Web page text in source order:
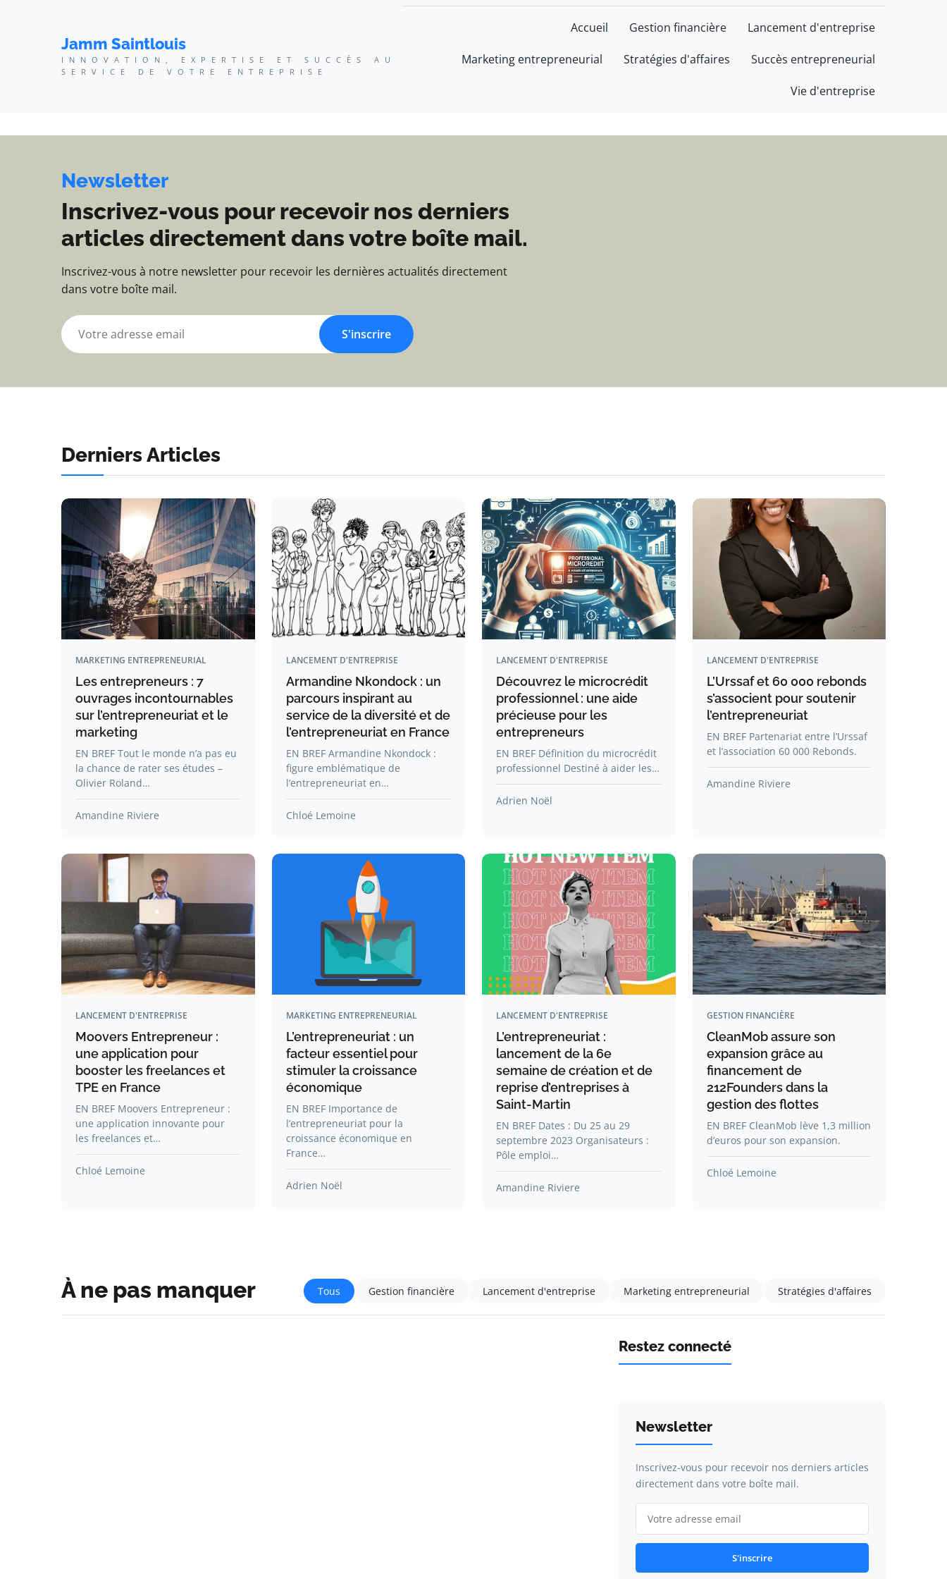
Jamm Saintlouis - Innovation, expertise et succès au service de votre
Jamm Saintlouis
INNOVATION, EXPERTISE ET SUCCÈS AU
SERVICE DE VOTRE ENTREPRISE
Accueil Gestion financière Lancement d'entreprise
Marketing entrepreneurial Stratégies d'affaires Succès entrepreneurial
Vie d'entreprise
Newsletter
Inscrivez-vous pour recevoir nos derniers
articles directement dans votre boîte mail.
Inscrivez-vous à notre newsletter pour recevoir les dernières actualités directement
dans votre boîte mail.
S'inscrire
Derniers Articles
MARKETING ENTREPRENEURIAL
Les entrepreneurs : 7
ouvrages incontournables
sur l’entrepreneuriat et le
marketing
EN BREF Tout le monde n’a pas eu
la chance de rater ses études –
Olivier Roland…
Amandine Riviere
LANCEMENT D'ENTREPRISE
Armandine Nkondock : un
parcours inspirant au
service de la diversité et de
l’entrepreneuriat en France
EN BREF Armandine Nkondock :
figure emblématique de
l’entrepreneuriat en…
Chloé Lemoine
LANCEMENT D'ENTREPRISE
Découvrez le microcrédit
professionnel : une aide
précieuse pour les
entrepreneurs
EN BREF Définition du microcrédit
professionnel Destiné à aider les…
Adrien Noël
LANCEMENT D'ENTREPRISE
L’Urssaf et 60 000 rebonds
s’associent pour soutenir
l’entrepreneuriat
EN BREF Partenariat entre l’Urssaf
et l’association 60 000 Rebonds.
Amandine Riviere
LANCEMENT D'ENTREPRISE
Moovers Entrepreneur :
une application pour
booster les freelances et
TPE en France
EN BREF Moovers Entrepreneur :
une application innovante pour
les freelances et…
Chloé Lemoine
MARKETING ENTREPRENEURIAL
L’entrepreneuriat : un
facteur essentiel pour
stimuler la croissance
économique
EN BREF Importance de
l’entrepreneuriat pour la
croissance économique en
France…
Adrien Noël
LANCEMENT D'ENTREPRISE
L’entrepreneuriat :
lancement de la 6e
semaine de création et de
reprise d’entreprises à
Saint-Martin
EN BREF Dates : Du 25 au 29
septembre 2023 Organisateurs :
Pôle emploi…
Amandine Riviere
GESTION FINANCIÈRE
CleanMob assure son
expansion grâce au
financement de
212Founders dans la
gestion des flottes
EN BREF CleanMob lève 1,3 million
d’euros pour son expansion.
Chloé Lemoine
À ne pas manquer Tous Gestion financière Lancement d'entreprise Marketing entrepreneurial Stratégies d'affaires
Restez connecté
Newsletter
Inscrivez-vous pour recevoir nos derniers articles
directement dans votre boîte mail.
S'inscrire